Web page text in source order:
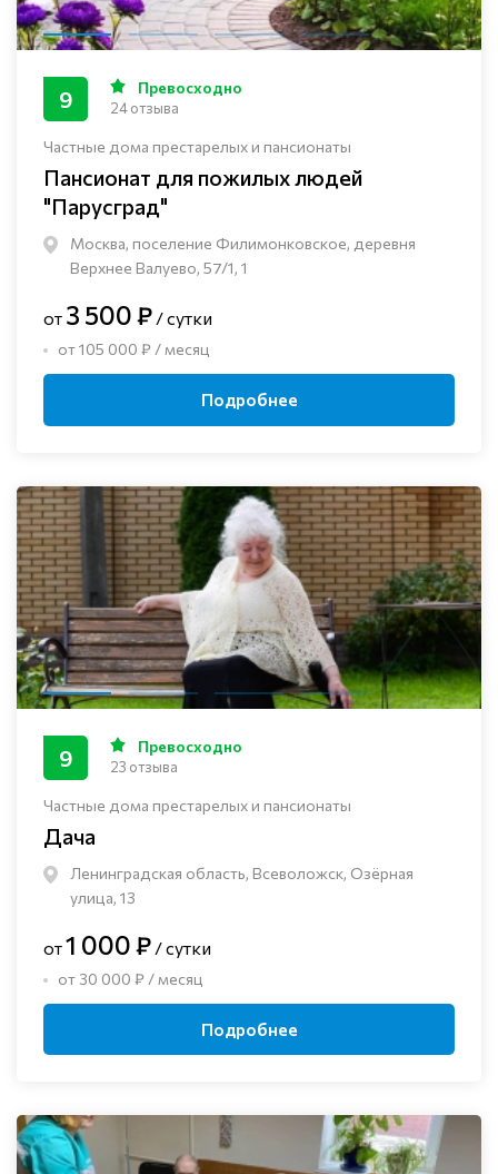
Частные дома престарелых и пансионаты
Пансионат для пожилых людей
"Парусград"
Москва, поселение Филимонковское, деревня
Верхнее Валуево, 57/1, 1
9 Превосходно
24 отзыва
от 3 500 ₽ / сутки
от 105 000 ₽ / месяц
Подробнее
Частные дома престарелых и пансионаты
Дача
Ленинградская область, Всеволожск, Озёрная
улица, 13
9 Превосходно
23 отзыва
от1 000 ₽ / сутки
от 30 000 ₽ / месяц
Подробнее